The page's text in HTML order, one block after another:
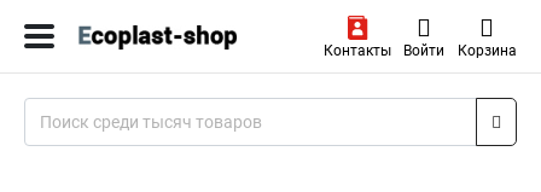
Контакты Войти Корзина